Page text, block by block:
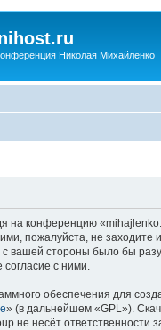
Николая Михайленко
на конференцию
пожалуйста, не
вашей стороны было бы
с ними.
обеспечения для
» (в дальнейшем «GPL»).
не несёт